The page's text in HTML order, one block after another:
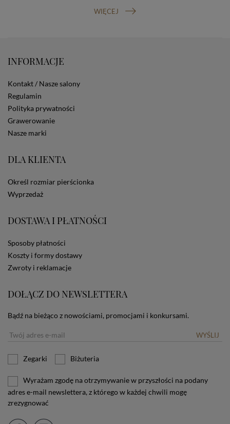
cofnięcie zgody nie ma wpływu na zgodność z prawem
Podanie przez Ciebie danych jest dobrowolne. Jeżeli
zawartości naszej strony
Zautomatyzowane podejmowanie decyzji
Stosowane są one w celach zapewnienia maksymalnej
wygody wszystkich użytkowników (w tym Kupujących)
przy korzystaniu ze Sklepu (zapamiętywanie
statystycznych, także przez inne portale, w tym
ze Sklepu bez zmiany ustawień w przeglądarce
dotyczących cookies oznacza, że będą one
zamieszczane w urządzeniu końcowym każdego
stosowanie plików cookies powinien zmienić
informacji o plikach cookies.
WIĘCEJ
INFORMACJE
Kontakt / Nasze salony
Regulamin
Polityka prywatności
Grawerowanie
Nasze marki
DLA KLIENTA
Określ rozmiar pierścionka
Wyprzedaż
DOSTAWA I PŁATNOŚCI
Sposoby płatności
Koszty i formy dostawy
Zwroty i reklamacje
DOŁĄCZ DO NEWSLETTERA
Bądź na bieżąco z nowościami, promocjami i konkursami.
WYŚLIJ
Zegarki Biżuteria
Wyrażam zgodę na otrzymywanie w przyszłości na podany
adres e-mail newslettera, z którego w każdej chwili mogę
zrezygnować